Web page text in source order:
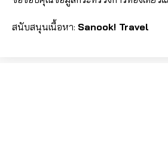
สนับสนุนเนื้อหา: Sanook! Travel